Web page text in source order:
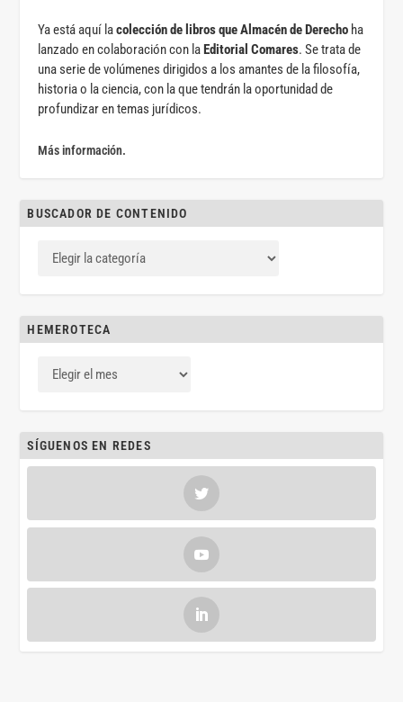
Ya está aquí lacolección de libros que Almacén de Derecho ha
lanzado en colaboración con laEditorial Comares. Se trata de
una serie de volúmenes dirigidos a los amantes de la filosofía,
historia o la ciencia, con la que tendrán la oportunidad de
profundizar en temas jurídicos.
Más información.
BUSCADOR DE CONTENIDO
HEMEROTECA
SÍGUENOS EN REDES